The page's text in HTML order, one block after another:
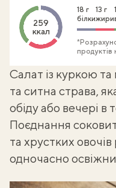
259
ккал
18 г
білки
13 г
жири
продуктів
Салат із куркою та
та ситна страва,
обіду або вечері в
Поєднання
та хрустких
одночасно